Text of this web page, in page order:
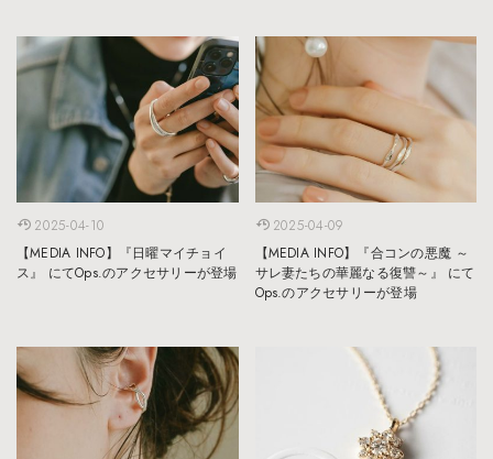
2025-04-10
【MEDIA INFO】『日曜マイチョイ
ス』 にてOps.のアクセサリーが登場
2025-04-09
【MEDIA INFO】『合コンの悪魔 ～
サレ妻たちの華麗なる復讐～』 にて
Ops.のアクセサリーが登場